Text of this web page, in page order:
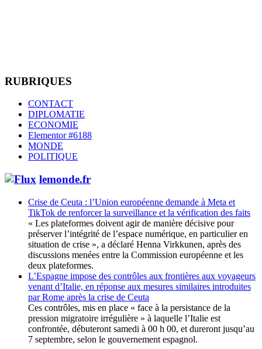
RUBRIQUES
CONTACT
DIPLOMATIE
ECONOMIE
Elementor #6188
MONDE
POLITIQUE
lemonde.fr
Crise de Ceuta : l’Union européenne demande à Meta et
TikTok de renforcer la surveillance et la vérification des faits
« Les plateformes doivent agir de manière décisive pour
préserver l’intégrité de l’espace numérique, en particulier en
situation de crise », a déclaré Henna Virkkunen, après des
discussions menées entre la Commission européenne et les
deux plateformes.
L’Espagne impose des contrôles aux frontières aux voyageurs
venant d’Italie, en réponse aux mesures similaires introduites
par Rome après la crise de Ceuta
Ces contrôles, mis en place « face à la persistance de la
pression migratoire irrégulière » à laquelle l’Italie est
confrontée, débuteront samedi à 00 h 00, et dureront jusqu’au
7 septembre, selon le gouvernement espagnol.